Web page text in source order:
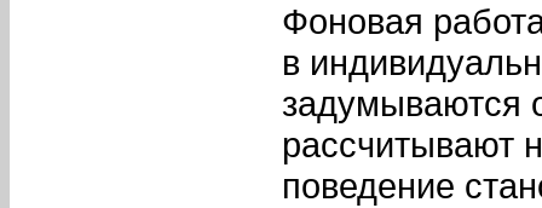
Фоновая
в
задумываются
рассчитывают
поведение